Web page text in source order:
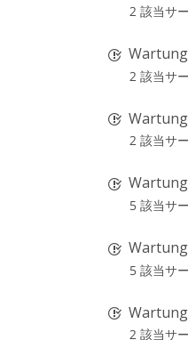
2 該当サ
2 該当サ
2 該当サ
5 該当サ
5 該当サ
2 該当サ